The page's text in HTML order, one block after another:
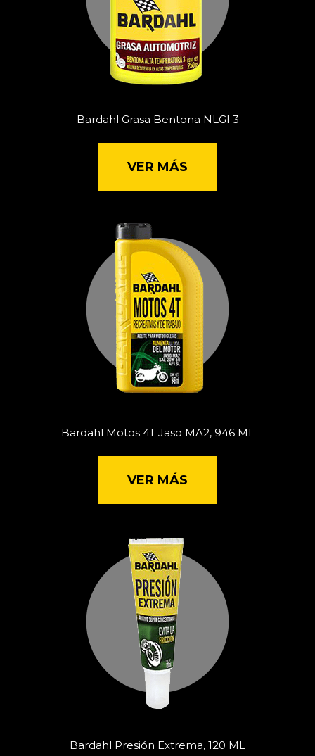
Bardahl Grasa Bentona NLGI 3
VER MÁS
Bardahl Motos 4T Jaso MA2, 946 ML
VER MÁS
Bardahl Presión Extrema, 120 ML